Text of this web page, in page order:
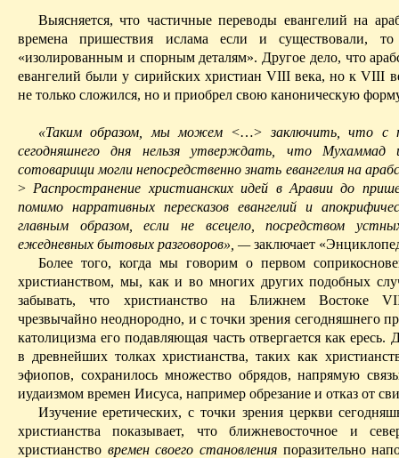
Выясняется, что частичные переводы евангелий на
времена пришествия ислама если и существовали,
«изолированным и спорным деталям». Другое дело, что
евангелий были у сирийских христиан VIII века, но к VIII
не только сложился, но и приобрел свою каноническую
«Таким образом, мы можем<…> заключить, что с
сегодня­шнего дня нельзя утверждать, что Мухаммади
сотоварищи могли непосредственно знать евангелия на
> Распространение христианских идей в Аравии до
помимо нарративных пересказов евангелий и
главным образом, если не всецело, посредством
ежедневных бытовых разговоров», —заключает
Более того, когда мы говорим о первом
христианством, мы, как и во многих других подобных
забывать, что христианство на Ближнем Востоке
чрезвычайно неоднородно, и с точки зрения сегодняшнего
католицизма его подавляющая часть отвергается как ересь.
в древнейших толках христианства, таких как
эфиопов, сохранилось множество обрядов, напрямую
иудаизмом времен Иисуса, например обрезание и отказ от
Изучение еретических, с точки зрения церкви
христианства показывает, что ближневосточное и
христианство времен своего становления поразительно